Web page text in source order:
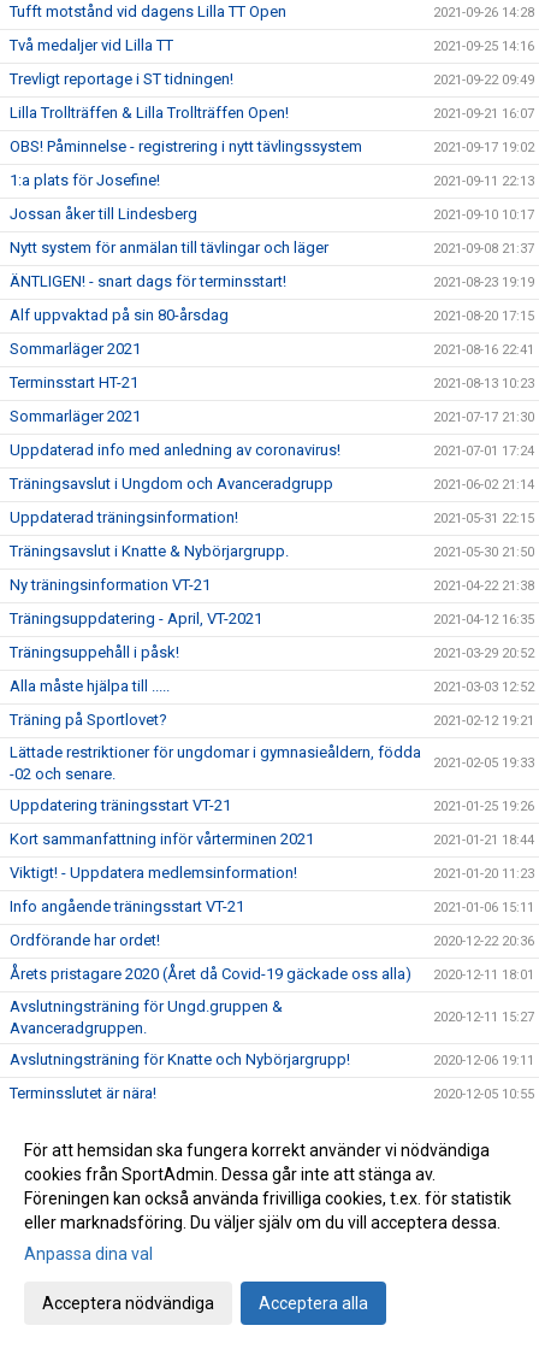
Tufft motstånd vid dagens Lilla TT Open 2021-09-26 14:28
Två medaljer vid Lilla TT 2021-09-25 14:16
Trevligt reportage i ST tidningen! 2021-09-22 09:49
Lilla Trollträffen & Lilla Trollträffen Open! 2021-09-21 16:07
OBS! Påminnelse - registrering i nytt tävlingssystem 2021-09-17 19:02
1:a plats för Josefine! 2021-09-11 22:13
Jossan åker till Lindesberg 2021-09-10 10:17
Nytt system för anmälan till tävlingar och läger 2021-09-08 21:37
ÄNTLIGEN! - snart dags för terminsstart! 2021-08-23 19:19
Alf uppvaktad på sin 80-årsdag 2021-08-20 17:15
Sommarläger 2021 2021-08-16 22:41
Terminsstart HT-21 2021-08-13 10:23
Sommarläger 2021 2021-07-17 21:30
Uppdaterad info med anledning av coronavirus! 2021-07-01 17:24
Träningsavslut i Ungdom och Avanceradgrupp 2021-06-02 21:14
Uppdaterad träningsinformation! 2021-05-31 22:15
Träningsavslut i Knatte & Nybörjargrupp. 2021-05-30 21:50
Ny träningsinformation VT-21 2021-04-22 21:38
Träningsuppdatering - April, VT-2021 2021-04-12 16:35
Träningsuppehåll i påsk! 2021-03-29 20:52
Alla måste hjälpa till ..... 2021-03-03 12:52
Träning på Sportlovet? 2021-02-12 19:21
Lättade restriktioner för ungdomar i gymnasieåldern, födda
-02 och senare.
2021-02-05 19:33
Uppdatering träningsstart VT-21 2021-01-25 19:26
Kort sammanfattning inför vårterminen 2021 2021-01-21 18:44
Viktigt! - Uppdatera medlemsinformation! 2021-01-20 11:23
Info angående träningsstart VT-21 2021-01-06 15:11
Ordförande har ordet! 2020-12-22 20:36
Årets pristagare 2020 (Året då Covid-19 gäckade oss alla) 2020-12-11 18:01
Avslutningsträning för Ungd.gruppen &
Avanceradgruppen.
2020-12-11 15:27
Avslutningsträning för Knatte och Nybörjargrupp! 2020-12-06 19:11
Terminsslutet är nära! 2020-12-05 10:55
Ny uppdaterad info kring Covid-19 och vår träning HT-20! 2020-11-24 21:02
Ny info angående träning och träningstider! 2020-11-03 17:20
Uppdaterad info kring Covid-19 2020-10-31 12:32
Beslut om skärpta allmänna råd!
Träning på Höstlovet?
För att hemsidan ska fungera korrekt använder vi nödvändiga
cookies från SportAdmin. Dessa går inte att stänga av.
Föreningen kan också använda frivilliga cookies, t.ex. för statistik
eller marknadsföring. Du väljer själv om du vill acceptera dessa.
Anpassa dina val
Acceptera nödvändiga Acceptera alla